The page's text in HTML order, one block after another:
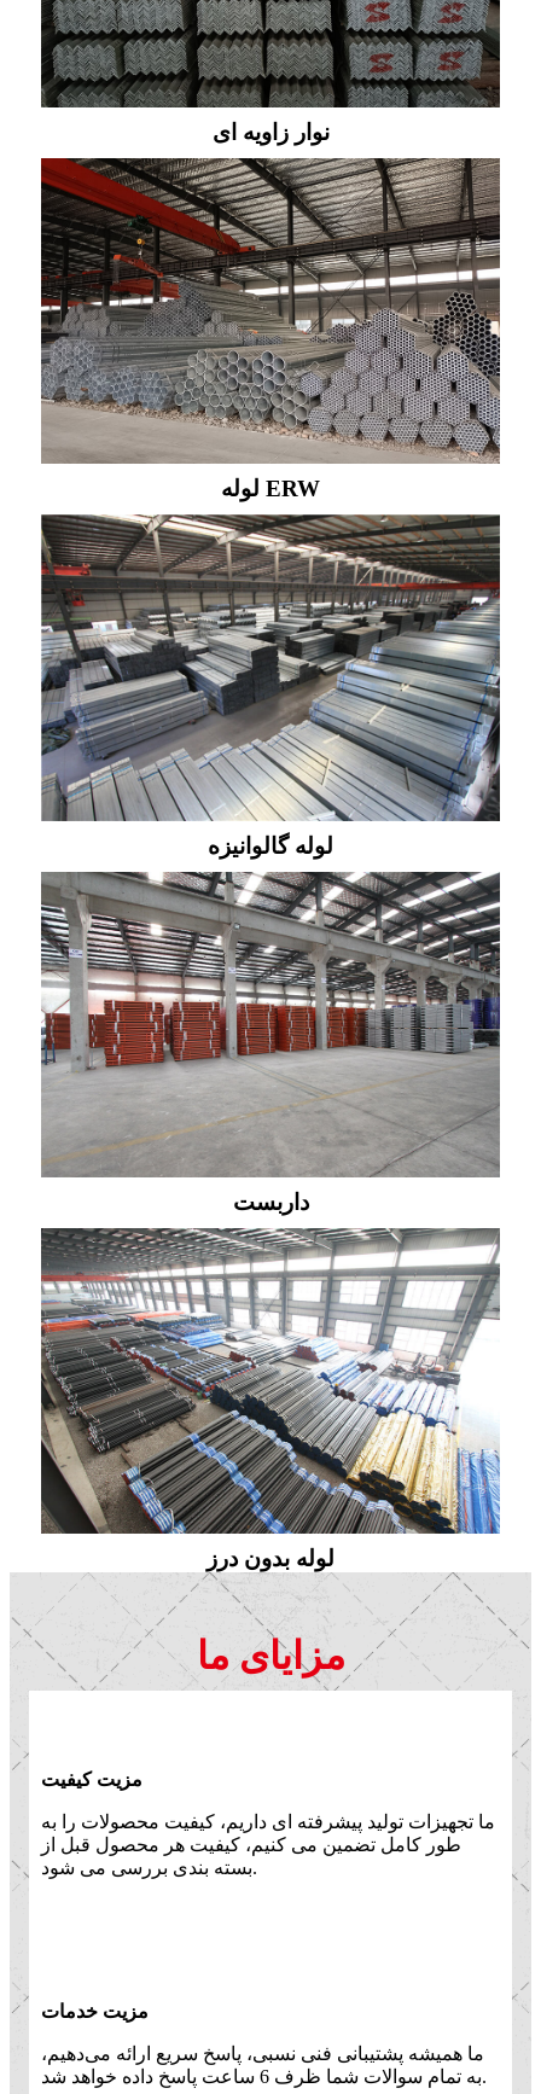
نوار زاویه ای
لوله ERW
لوله گالوانیزه
داربست
لوله بدون درز
مزایای ما
مزیت کیفیت
ما تجهیزات تولید پیشرفته ای داریم، کیفیت محصولات را به
طور کامل تضمین می کنیم، کیفیت هر محصول قبل از
بسته بندی بررسی می شود.
مزیت خدمات
ما همیشه پشتیبانی فنی نسبی، پاسخ سریع ارائه می‌دهیم،
به تمام سوالات شما ظرف 6 ساعت پاسخ داده خواهد شد.